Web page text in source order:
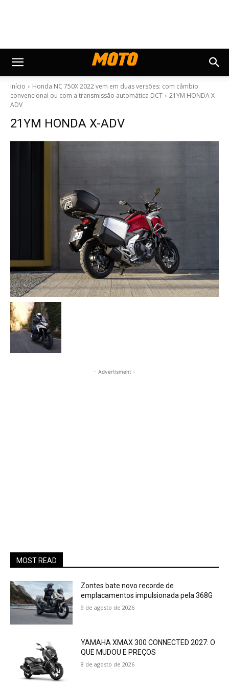
Início
Honda NC 750X 2022 vem em duas versões: com câmbio
convencional ou com a transmissão automática DCT
21YM HONDA X-
ADV
21YM HONDA X-ADV
- Advertisment -
MOST READ
Zontes bate novo recorde de
emplacamentos impulsionada pela 368G
9 de agosto de 2026
YAMAHA XMAX 300 CONNECTED 2027: O
QUE MUDOU E PREÇOS
8 de agosto de 2026